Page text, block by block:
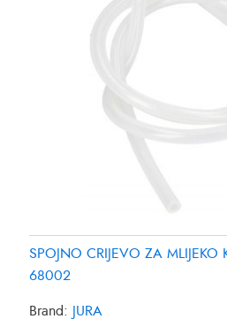
SPOJNO CRIJEVO ZA MLIJEKO
68002
Brand: JURA